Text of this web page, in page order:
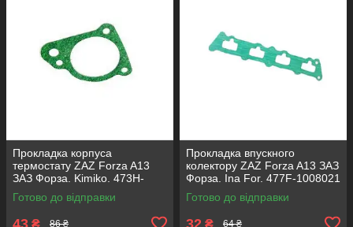
Прокладка корпуса
термостату ZAZ Forza A13
ЗАЗ Форза. Kimiko. 473H-
1306056
Готово до відправки
43 ₴ 86 ₴
Прокладка впускного
колектору ZAZ Forza A13 ЗАЗ
Форза. Ina For. 477F-1008021
Готово до відправки
32 ₴ 64 ₴